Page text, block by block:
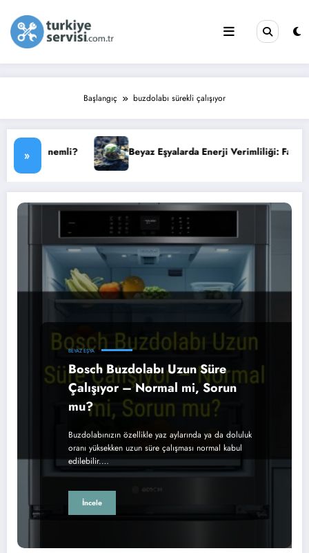
Başlangıç buzdolabı sürekli çalışıyor
» Beyaz Eşyalarda Enerji Verimliliği: Faturanızı Düşürün
BEYAZ EŞYA
Bosch Buzdolabı Uzun Süre
Çalışıyor – Normal mi, Sorun
mu?
Buzdolabınızın özellikle yaz aylarında ya da doluluk
oranı yüksekken uzun süre çalışması normal kabul
edilebilir.…
İncele